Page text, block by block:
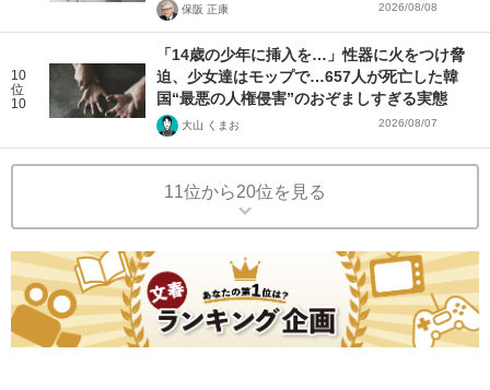
保阪 正康 2026/08/08
10
位
10
「14歳の少年に挿入を…」性器に火をつけ脅
迫、少女達はモップで…657人が死亡した韓
国“最悪の人権侵害”のおぞましすぎる実態
大山 くまお 2026/08/07
11位から20位を見る